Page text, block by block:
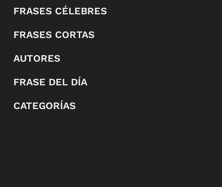
FRASES CÉLEBRES
FRASES CORTAS
AUTORES
FRASE DEL DÍA
CATEGORÍAS